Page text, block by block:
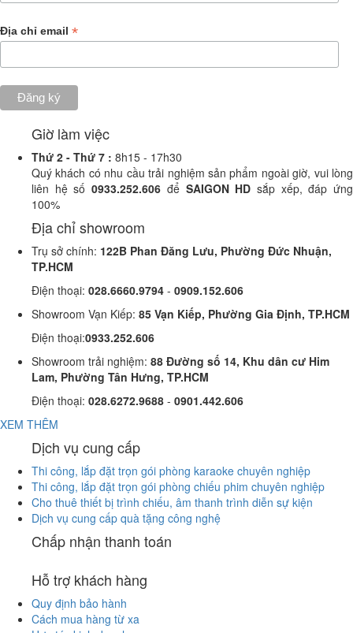
Địa chỉ email *
Giờ làm việc
Thứ 2 - Thứ 7 : 8h15 - 17h30
Quý khách có nhu cầu trải nghiệm sản phẩm ngoài giờ, vui lòng
liên hệ số0933.252.606 để SAIGON HD sắp xếp, đáp ứng
100%
Địa chỉ showroom
Trụ sở chính: 122B Phan Đăng Lưu, Phường Đức Nhuận,
TP.HCM
Điện thoại: 028.6660.9794 - 0909.152.606
Showroom Vạn Kiếp: 85 Vạn Kiếp, Phường Gia Định, TP.HCM
Điện thoại:0933.252.606
Showroom trải nghiệm: 88 Đường số 14, Khu dân cư Him
Lam, Phường Tân Hưng, TP.HCM
Điện thoại: 028.6272.9688 - 0901.442.606
XEM THÊM
Dịch vụ cung cấp
Thi công, lắp đặt trọn gói phòng karaoke chuyên nghiệp
Thi công, lắp đặt trọn gói phòng chiếu phim chuyên nghiệp
Cho thuê thiết bị trình chiếu, âm thanh trình diễn sự kiện
Dịch vụ cung cấp quà tặng công nghệ
Chấp nhận thanh toán
Hỗ trợ khách hàng
Quy định bảo hành
Cách mua hàng từ xa